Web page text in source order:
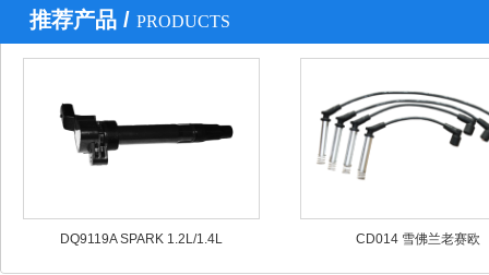
推荐产品 / PRODUCTS
DQ9119A SPARK 1.2L/1.4L CD014 雪佛兰老赛欧